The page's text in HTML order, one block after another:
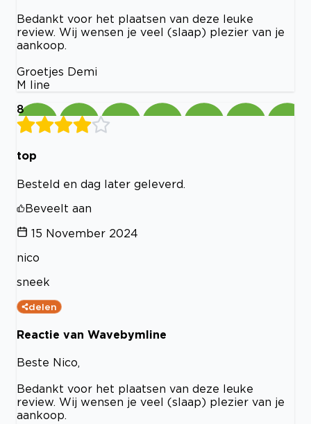
Bedankt voor het plaatsen van deze leuke
review. Wij wensen je veel (slaap) plezier van je
aankoop.
Groetjes Demi
M line
8
top
Besteld en dag later geleverd.
Beveelt aan
15 November 2024
nico
sneek
delen
Reactie van Wavebymline
Beste Nico,
Bedankt voor het plaatsen van deze leuke
review. Wij wensen je veel (slaap) plezier van je
aankoop.